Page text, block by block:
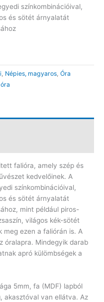
színkombinációival,
és sötét árnyalatát
, Népies, magyaros, Óra
óra
falióra, amely szép és
kedvelőinek. A
színkombinációival,
és sötét árnyalatát
mint például piros-
világos kék-sötét
meg ezen a faliórán is. A
óralapra. Mindegyik darab
apró külömbségek a
5mm, fa (MDF) lapból
akasztóval van ellátva. Az